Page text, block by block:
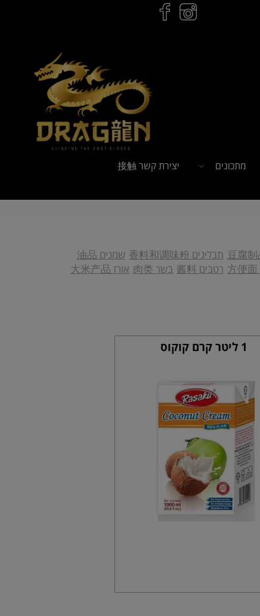
מתכונים יצירת קשר 接触
תבלינים 香料和调味粉
שמנים 油品
רטבים 酱料 בשר 肉类
אורז 大米产品
1 ליטר קרם קוקוס